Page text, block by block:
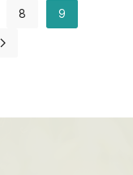
8 9